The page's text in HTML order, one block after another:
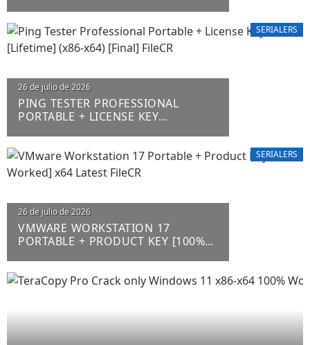
SERIALERS
26 de julio de 2026
PING TESTER PROFESSIONAL
PORTABLE + LICENSE KEY
SERIALERS
26 de julio de 2026
VMWARE WORKSTATION 17
PORTABLE + PRODUCT KEY [100%